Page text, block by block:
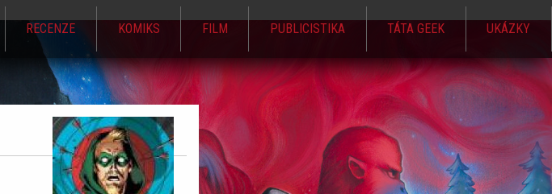
navigation
RECENZE KOMIKS FILM PUBLICISTIKA TÁTA GEEK UKÁZKY